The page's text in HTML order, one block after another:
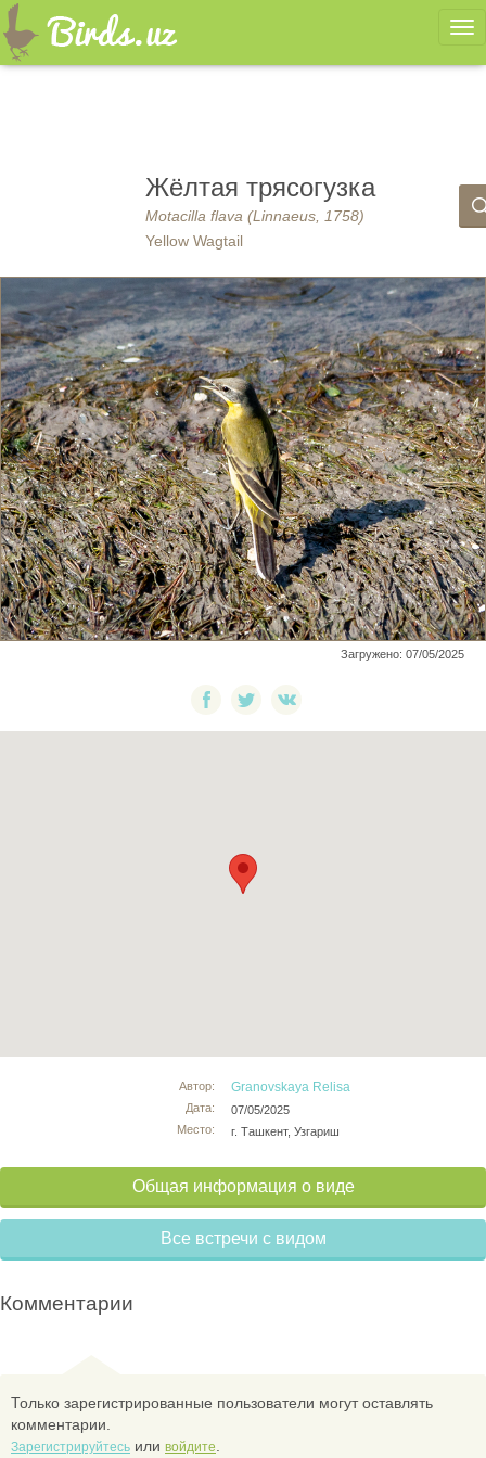
Жёлтая трясогузка
Motacilla flava (Linnaeus, 1758)
Yellow Wagtail
Загружено: 07/05/2025
Автор:
Дата:
Место:
Granovskaya Relisa
07/05/2025
г. Ташкент, Узгариш
Общая информация о виде
Все встречи с видом
Комментарии
Только зарегистрированные пользователи могут оставлять
комментарии.
Зарегистрируйтесь или войдите